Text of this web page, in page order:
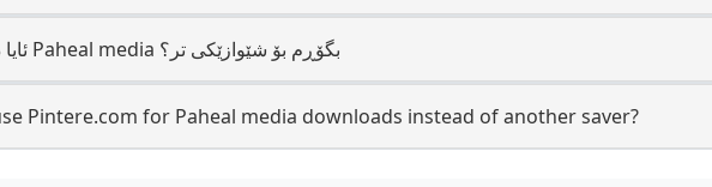
ئایا دەتوانم Paheal media بگۆڕم بۆ شێوازێکی تر؟
Pintere.com for Paheal media downloads instead of another saver?